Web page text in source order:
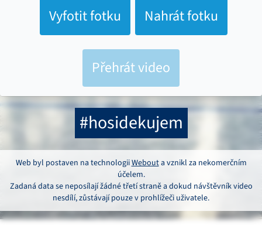
Vyfotit fotku Nahrát fotku
Přehrát video
#hosidekujem
Web byl postaven na technologiiWebouta vznikl za nekomerčním
účelem.
Zadaná data se neposílají žádné třetí straně a dokud návštěvník video
nesdílí, zůstávají pouze v prohlížeči uživatele.